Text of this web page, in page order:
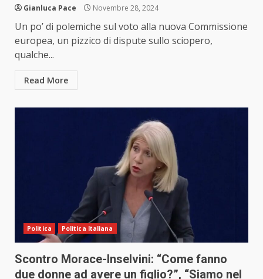
Gianluca Pace Novembre 28, 2024
Un po’ di polemiche sul voto alla nuova Commissione
europea, un pizzico di dispute sullo sciopero,
qualche...
Read More
Politica Politica Italiana
Scontro Morace-Inselvini: “Come fanno
due donne ad avere un figlio?”, “Siamo nel